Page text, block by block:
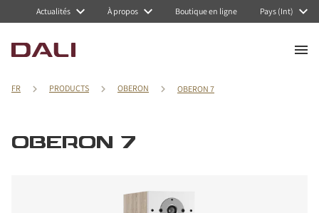
Actualités À propos Boutique en ligne Pays (Int)
FR PRODUCTS OBERON OBERON 7
OBERON 7